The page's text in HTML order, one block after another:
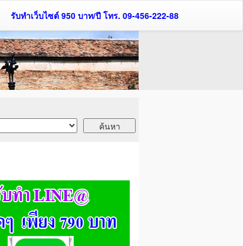
รับทำเว็บไซต์ 950 บาท/ปี โทร. 09-456-222-88